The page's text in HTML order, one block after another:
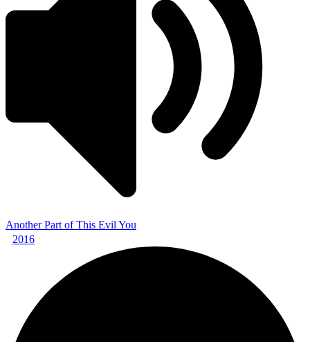
Another Part of This Evil You
2016